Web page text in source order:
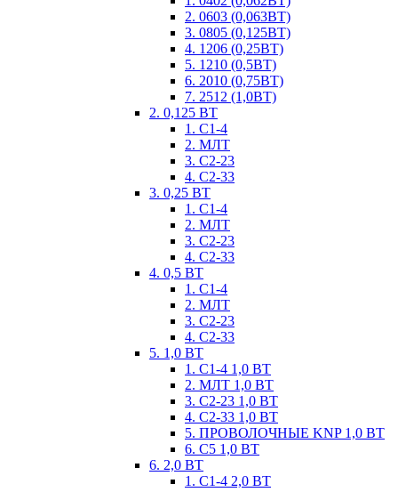
2. 0603 (0,063ВТ)
3. 0805 (0,125ВТ)
4. 1206 (0,25ВТ)
5. 1210 (0,5ВТ)
6. 2010 (0,75ВТ)
7. 2512 (1,0ВТ)
2. 0,125 ВТ
1. С1-4
2. МЛТ
3. С2-23
4. С2-33
3. 0,25 ВТ
1. С1-4
2. МЛТ
3. С2-23
4. С2-33
4. 0,5 ВТ
1. С1-4
2. МЛТ
3. С2-23
4. С2-33
5. 1,0 ВТ
1. С1-4 1,0 ВТ
2. МЛТ 1,0 ВТ
3. С2-23 1,0 ВТ
4. С2-33 1,0 ВТ
5. ПРОВОЛОЧНЫЕ KNP 1,0 ВТ
6. С5 1,0 ВТ
6. 2,0 ВТ
1. С1-4 2,0 ВТ